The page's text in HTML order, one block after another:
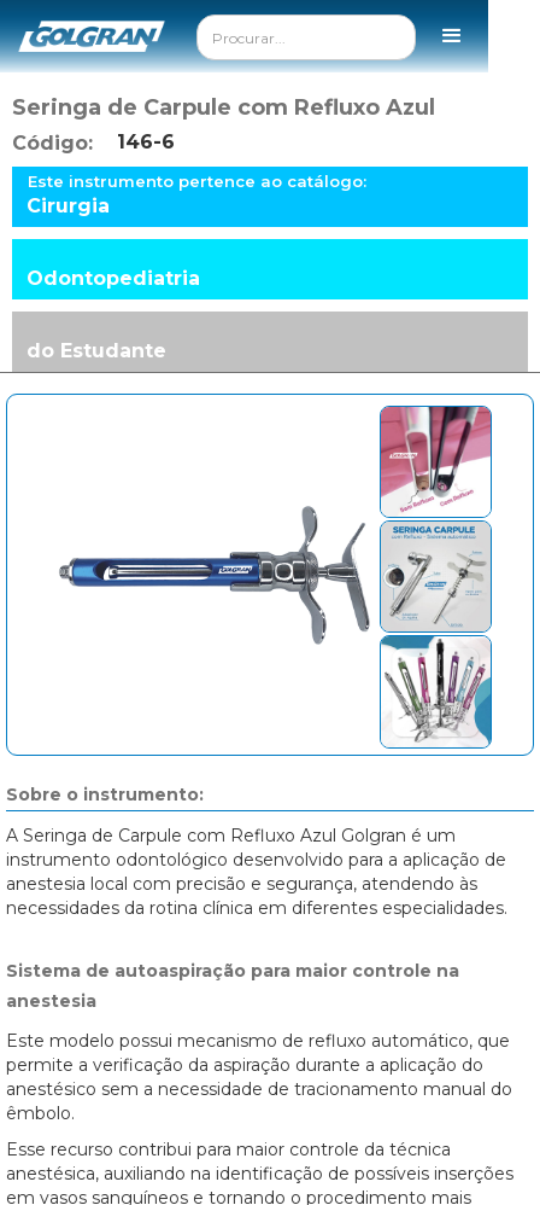
Seringa de Carpule com Refluxo Azul
Código: 146-6
Este instrumento pertence ao catálogo:
Cirurgia
Odontopediatria
do Estudante
Sobre o instrumento:
A Seringa de Carpule com Refluxo Azul Golgran é um
instrumento odontológico desenvolvido para a aplicação de
anestesia local com precisão e segurança, atendendo às
necessidades da rotina clínica em diferentes especialidades.
Sistema de autoaspiração para maior controle na
anestesia
Este modelo possui mecanismo de refluxo automático, que
permite a verificação da aspiração durante a aplicação do
anestésico sem a necessidade de tracionamento manual do
êmbolo.
Esse recurso contribui para maior controle da técnica
anestésica, auxiliando na identificação de possíveis inserções
em vasos sanguíneos e tornando o procedimento mais